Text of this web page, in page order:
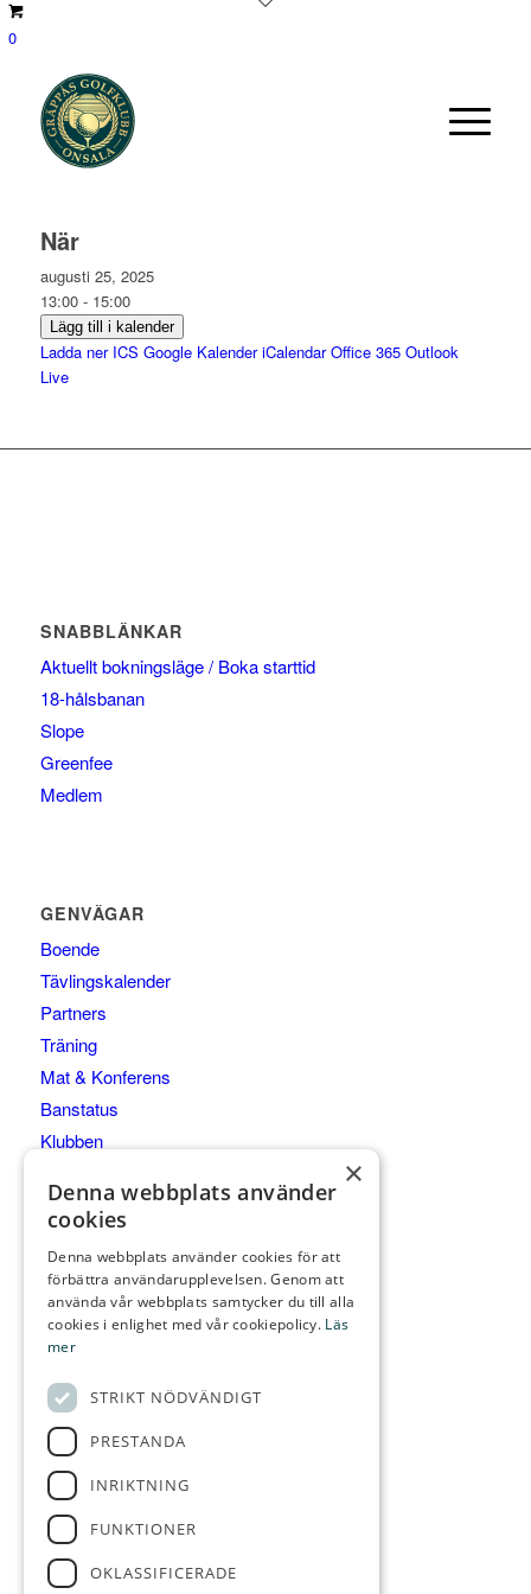
0
När
augusti 25, 2025
13:00 - 15:00
Lägg till i kalender
Ladda ner ICS Google Kalender iCalendar Office 365 Outlook
Live
SNABBLÄNKAR
Aktuellt bokningsläge / Boka starttid
18-hålsbanan
Slope
Greenfee
Medlem
GENVÄGAR
Boende
Tävlingskalender
Partners
Träning
Mat & Konferens
Banstatus
Klubben
Kommittéer
KONTAKTA OSS
Gräppås Golfbaneväg 60
439 91 ONSALA
Telefon:
E-post: info@grappasgk.se
FÖLJ OSS
×
Denna webbplats använder
cookies
Denna webbplats använder cookies för att
förbättra användarupplevelsen. Genom att
använda vår webbplats samtycker du till alla
cookies i enlighet med vår cookiepolicy. Läs
mer
STRIKT NÖDVÄNDIGT
PRESTANDA
INRIKTNING
FUNKTIONER
OKLASSIFICERADE